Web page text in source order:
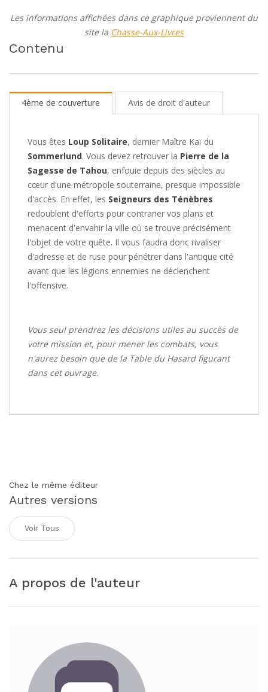
Les informations affichées dans ce graphique proviennent du
site la Chasse-Aux-Livres
Contenu
4ème de couverture Avis de droit d'auteur
Vous êtes Loup Solitaire, dernier Maître Kaï du
Sommerlund. Vous devez retrouver la Pierre de la
Sagesse de Tahou, enfouie depuis des siècles au
cœur d'une métropole souterraine, presque impossible
d'accès. En effet, les Seigneurs des Ténèbres
redoublent d'efforts pour contrarier vos plans et
menacent d'envahir la ville où se trouve précisément
l'objet de votre quête. Il vous faudra donc rivaliser
d'adresse et de ruse pour pénétrer dans l'antique cité
avant que les légions ennemies ne déclenchent
l'offensive.
Vous seul prendrez les décisions utiles au succès de
votre mission et, pour mener les combats, vous
n'aurez besoin que de la Table du Hasard figurant
dans cet ouvrage.
Chez le même éditeur
Autres versions
Voir Tous
A propos de l'auteur